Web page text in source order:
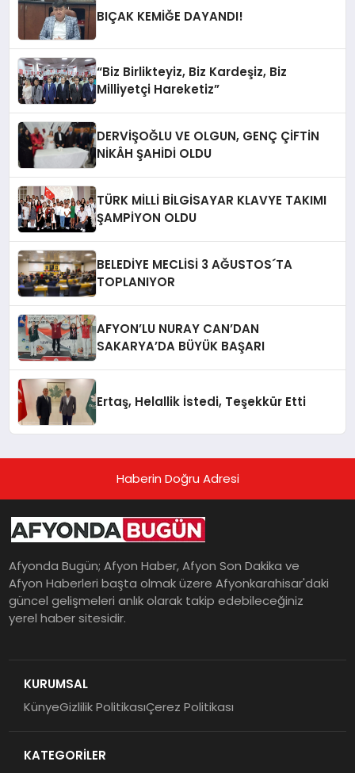
BIÇAK KEMİĞE DAYANDI!
“Biz Birlikteyiz, Biz Kardeşiz, Biz
Milliyetçi Hareketiz”
DERVİŞOĞLU VE OLGUN, GENÇ ÇİFTİN
NİKÂH ŞAHİDİ OLDU
TÜRK MİLLİ BİLGİSAYAR KLAVYE TAKIMI
ŞAMPİYON OLDU
BELEDİYE MECLİSİ 3 AĞUSTOS´TA
TOPLANIYOR
AFYON’LU NURAY CAN’DAN
SAKARYA’DA BÜYÜK BAŞARI
Ertaş, Helallik İstedi, Teşekkür Etti
Haberin Doğru Adresi
Afyonda Bugün; Afyon Haber, Afyon Son Dakika ve
Afyon Haberleri başta olmak üzere Afyonkarahisar'daki
güncel gelişmeleri anlık olarak takip edebileceğiniz
yerel haber sitesidir.
KURUMSAL
KünyeGizlilik PolitikasıÇerez Politikası
KATEGORİLER